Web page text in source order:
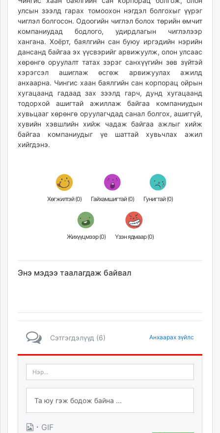
улсын зээлд гарах томоохон нэгдэл болгохыг үүрэг
чиглэл болгосон. Одоогийн чиглэл болох төрийн өмчит
компаниудад бодлого, удирдлагын чиглэлээр
хангана. Хоёрт, баялгийн сан буюу иргэдийн нэрийн
дансанд байгаа эх үүсвэрийг арвижуулж, олон улсаас
хөрөнгө оруулалт татах зэрэг санхүүгийн зөв зүйтэй
хэрэгсэл ашиглаж өсгөж арвижуулах ажилд
анхаарна. Чингис хаан баялгийн сан корпорац ойрын
хугацаанд гадаад зах зээлд гарч, дунд хугацаанд
тодорхой ашигтай ажиллаж байгаа компаниудын
хувьцааг хөрөнгө оруулагчдад санал болгох, ашиггүй,
хувийн хэвшлийн хийж чадаж байгаа ажлыг хийж
байгаа компаниудыг үе шаттай хувьчлах ажил
хийгдэнэ.
Хөгжилтэй (0) Гайхамшигтай (0) Гунигтай (0)
Жихүүцмээр (0) Үзэн ядмаар (0)
Энэ мэдээ таалагдаж байвал
Сэтгэгдэлүүд (6) Анхаарах зүйлс
· GIF